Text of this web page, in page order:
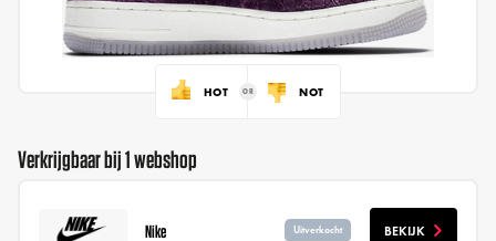
HOT NOT
Verkrijgbaar bij 1 webshop
Nike Uitverkocht BEKIJK